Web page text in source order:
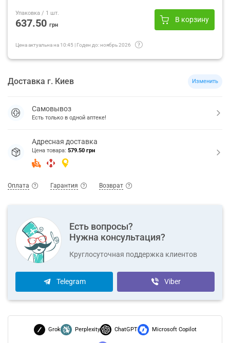
Упаковка / 1 шт.
637.50 грн
В корзину
Цена актуальна на 10:45 | Годен до:ноябрь 2026
Доставка г. Киев Изменить
Самовывоз
Есть только в одной аптеке!
Адресная доставка
Цена товара: 579.50 грн
Оплата Гарантия Возврат
Есть вопросы?
Нужна консультация?
Круглосуточная поддержка клиентов
Telegram Viber
Grok Perplexity ChatGPT Microsoft Copilot